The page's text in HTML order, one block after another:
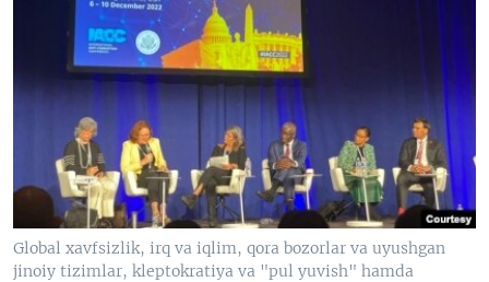
Global xavfsizlik, irq va iqlim, qora bozorlar va uyushgan
jinoiy tizimlar, kleptokratiya va "pul yuvish" hamda